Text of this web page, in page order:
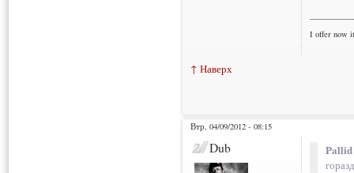
I offer now
↑ Наверх
Втр, 04/09/2012 - 08:15
Dub Pallid